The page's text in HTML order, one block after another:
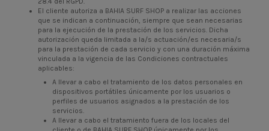
El cliente autoriza a BAHIA SURF SHOP a realizar las acciones
que se indican a continuación, siempre que sean necesarias
para la ejecución de la prestación de los servicios. Dicha
autorización queda limitada a la/s actuación/es necesaria/s
para la prestación de cada servicio y con una duración máxima
vinculada a la vigencia de las Condiciones contractuales
aplicables:
A llevar a cabo el tratamiento de los datos personales en
dispositivos portátiles únicamente por los usuarios o
perfiles de usuarios asignados a la prestación de los
servicios.
A llevar a cabo el tratamiento fuera de los locales del